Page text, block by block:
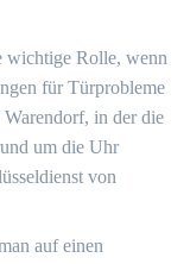
wichtige Rolle, wenn
für Türprobleme
Warendorf, in der die
um die Uhr
von
auf einen